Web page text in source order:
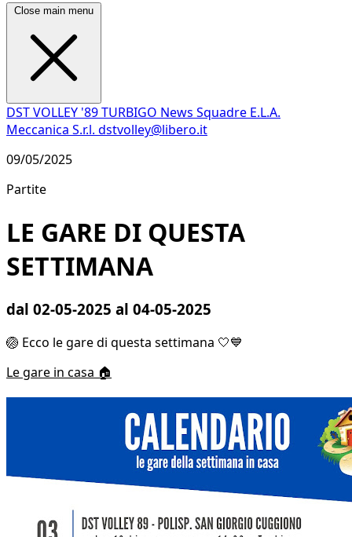
Close main menu
DST VOLLEY '89 TURBIGO News Squadre E.L.A.
Meccanica S.r.l. dstvolley@libero.it
09/05/2025
Partite
LE GARE DI QUESTA
SETTIMANA
dal 02-05-2025 al 04-05-2025
🏐 Ecco le gare di questa settimana 🤍💙
Le gare in casa 🏠